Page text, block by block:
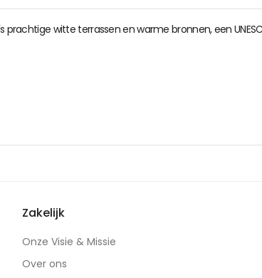
prachtige witte terrassen en warme bronnen, een
Zakelijk
Onze Visie & Missie
Over ons